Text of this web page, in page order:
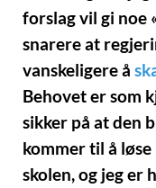
forslag vil gi noe
snarere at
vanskeligere å
Behovet er som
sikker på at den
kommer til å
skolen, og jeg er